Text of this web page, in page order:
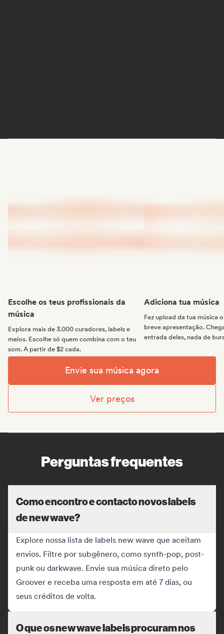
Escolhe os teus profissionais da
música
Explora mais de 3.000 curadores, labels e
meios. Escolhe só quem combina com o teu
som. A partir de $2 cada.
Adiciona tua música
Faz upload da tua música
breve apresentação.
entrada deles, nada de
Envie sua música agora
Ver preços
Perguntas frequentes
Como encontro e contacto novos labels
de new wave?
Explore nossa lista de labels new wave que aceitam
envios. Filtre por subgênero, como synth-pop, post-
punk ou darkwave. Envie sua música direto pelo
Groover e receba uma resposta em até 7 dias, ou
seus créditos de volta.
O que os new wave labels procuram nos